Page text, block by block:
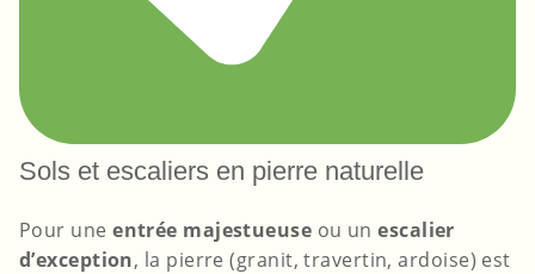
Sols et escaliers en pierre naturelle
Pour uneentrée majestueuse ou unescalier
d’exception, la pierre (granit, travertin, ardoise) est